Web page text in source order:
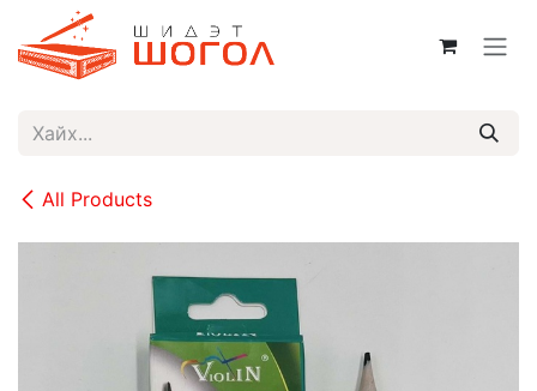
Skip to Content
All Products